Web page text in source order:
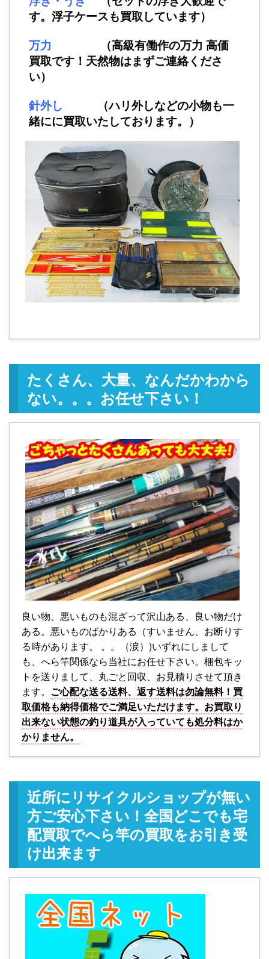
す。浮子ケースも買取しています）
万力
（高級有働作の万力 高価
買取です！天然物はまずご連絡くださ
い）
針外し
（ハリ外しなどの小物も一
緒にに買取いたしております。）
たくさん、大量、なんだかわから
ない。。。お任せ下さい！
良い物、悪いものも混ざって沢山ある、良い物だけ
ある。悪いものばかりある（すいません、お断りす
る時があります。 。。（涙）)いずれにしまして
も、へら竿関係なら当社にお任せ下さい。梱包キッ
トを送りまして、丸ごと回収、お見積りさせて頂き
ます。 ご心配な送る送料、返す送料は勿論無料！買
取価格も納得価格でご満足いただけます。お買取り
出来ない状態の釣り道具が入っていても処分料はか
かりません。
近所にリサイクルショップが無い
方ご安心下さい！全国どこでも宅
配買取でへら竿の買取をお引き受
け出来ます